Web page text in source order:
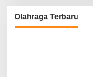
Olahraga Terbaru